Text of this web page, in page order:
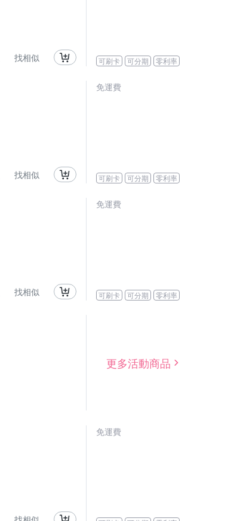
找相似 可刷卡 可分期 零利率
找相似
免運費
可刷卡 可分期 零利率
找相似
免運費
可刷卡 可分期 零利率
更多活動商品
免運費